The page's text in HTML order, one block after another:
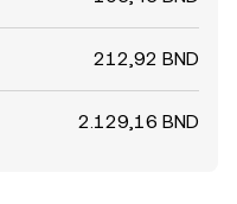
212,92 BND
2.129,16 BND